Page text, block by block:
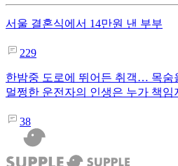
서울 결혼식에서 14만원 낸 부부
229
한밤중 도로에 뛰어든 취객… 목숨
멀쩡한 운전자의 인생은 누가 책임
38